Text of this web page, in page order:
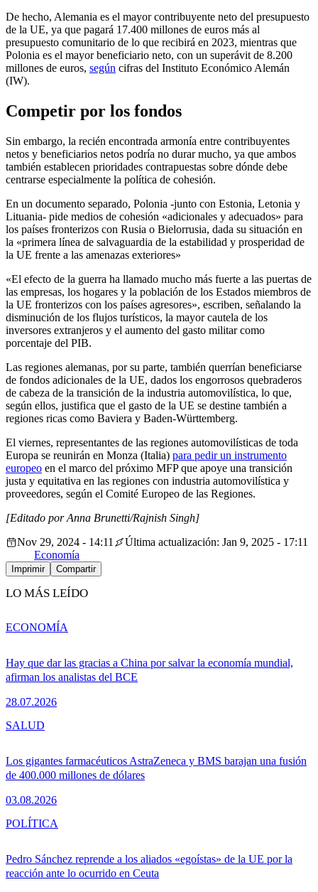
De hecho, Alemania es el mayor contribuyente neto del presupuesto
de la UE, ya que pagará 17.400 millones de euros más al
presupuesto comunitario de lo que recibirá en 2023, mientras que
Polonia es el mayor beneficiario neto, con un superávit de 8.200
millones de euros, según cifras del Instituto Económico Alemán
(IW).
Competir por los fondos
Sin embargo, la recién encontrada armonía entre contribuyentes
netos y beneficiarios netos podría no durar mucho, ya que ambos
también establecen prioridades contrapuestas sobre dónde debe
centrarse especialmente la política de cohesión.
En un documento separado, Polonia -junto con Estonia, Letonia y
Lituania- pide medios de cohesión «adicionales y adecuados» para
los países fronterizos con Rusia o Bielorrusia, dada su situación en
la «primera línea de salvaguardia de la estabilidad y prosperidad de
la UE frente a las amenazas exteriores»
«El efecto de la guerra ha llamado mucho más fuerte a las puertas de
las empresas, los hogares y la población de los Estados miembros de
la UE fronterizos con los países agresores», escriben, señalando la
disminución de los flujos turísticos, la mayor cautela de los
inversores extranjeros y el aumento del gasto militar como
porcentaje del PIB.
Las regiones alemanas, por su parte, también querrían beneficiarse
de fondos adicionales de la UE, dados los engorrosos quebraderos
de cabeza de la transición de la industria automovilística, lo que,
según ellos, justifica que el gasto de la UE se destine también a
regiones ricas como Baviera y Baden-Württemberg.
El viernes, representantes de las regiones automovilísticas de toda
Europa se reunirán en Monza (Italia) para pedir un instrumento
europeo en el marco del próximo MFP que apoye una transición
justa y equitativa en las regiones con industria automovilística y
proveedores, según el Comité Europeo de las Regiones.
[Editado por Anna Brunetti/Rajnish Singh]
Nov 29, 2024 - 14:11
Última actualización: Jan 9, 2025 - 17:11
Economía
Imprimir Compartir
LO MÁS LEÍDO
Hay que dar las gracias a China por salvar la economía mundial,
afirman los analistas del BCE
28.07.2026
ECONOMÍA
Los gigantes farmacéuticos AstraZeneca y BMS barajan una fusión
de 400.000 millones de dólares
03.08.2026
SALUD
Pedro Sánchez reprende a los aliados «egoístas» de la UE por la
reacción ante lo ocurrido en Ceuta
POLÍTICA